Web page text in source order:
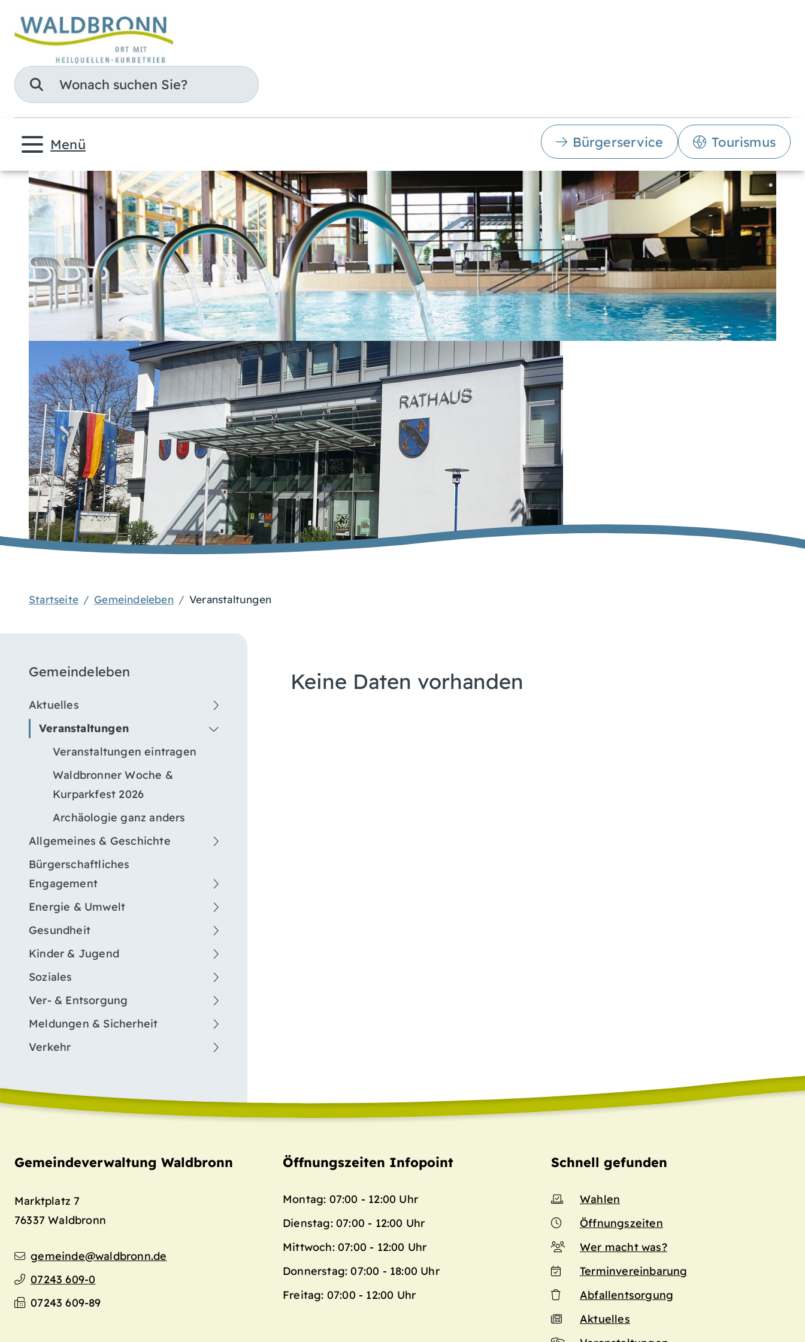
Suche
Menü Bürgerservice Tourismus
Startseite Gemeindeleben Veranstaltungen
Gemeindeleben
Aktuelles
Veranstaltungen
Veranstaltungen eintragen
Waldbronner Woche &
Kurparkfest 2026
Archäologie ganz anders
Allgemeines & Geschichte
Bürgerschaftliches
Engagement
Energie & Umwelt
Gesundheit
Kinder & Jugend
Soziales
Ver- & Entsorgung
Meldungen & Sicherheit
Verkehr
Keine Daten vorhanden
Gemeindeverwaltung Waldbronn
Marktplatz 7
76337 Waldbronn
gemeinde@waldbronn.de
07243 609-0
07243 609-89
Öffnungszeiten Infopoint
Montag: 07:00 - 12:00 Uhr
Dienstag: 07:00 - 12:00 Uhr
Mittwoch: 07:00 - 12:00 Uhr
Donnerstag: 07:00 - 18:00 Uhr
Freitag: 07:00 - 12:00 Uhr
Schnell gefunden
Wahlen
Öffnungszeiten
Wer macht was?
Terminvereinbarung
Abfallentsorgung
Aktuelles